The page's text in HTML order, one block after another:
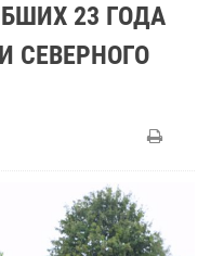
23 ГОДА
СЕВЕРНОГО